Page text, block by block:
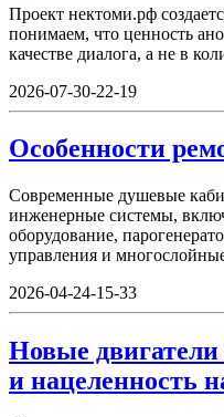
Проект нектоми.рф
понимаем, что ценность
качестве диалога, а не в
2026-07-30-22-19
Особенности
Современные душевые
инженерные системы,
оборудование,
управления и
2026-04-24-15-33
Новые
и нацеленность